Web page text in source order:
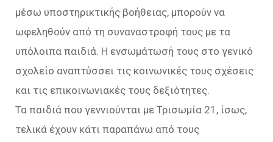
μέσω υποστηρικτικής βοήθειας, μπορούν να
ωφεληθούν από τη συναναστροφή τους με τα
υπόλοιπα παιδιά. Η ενσωμάτωσή τους στο γενικό
σχολείο αναπτύσσει τις κοινωνικές τους σχέσεις
και τις επικοινωνιακές τους δεξιότητες.
Τα παιδιά που γεννιούνται με Τρισωμία 21, ίσως,
τελικά έχουν κάτι παραπάνω από τους